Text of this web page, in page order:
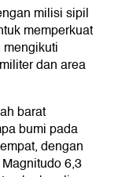
milisi sipil
memperkuat
dan area
barat
bumi pada
dengan
6,3